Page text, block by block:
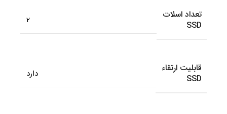
تعداد اسلات
SSD
2
قابلیت ارتقاء
SSD
دارد